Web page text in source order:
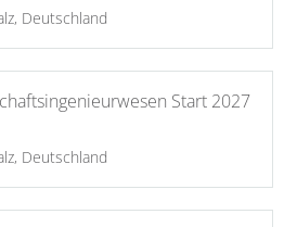
Deutschland
Start 2027
Deutschland